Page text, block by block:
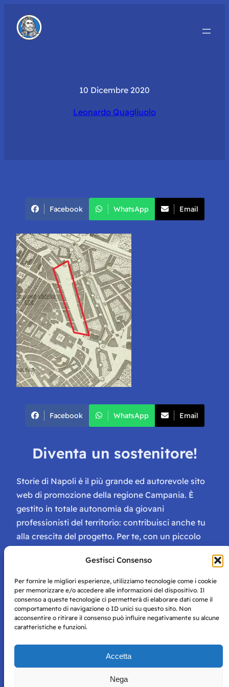
Gestisci Consenso
Per fornire le migliori esperienze, utilizziamo tecnologie come i cookie
per memorizzare e/o accedere alle informazioni del dispositivo. Il
consenso a queste tecnologie ci permetterà di elaborare dati come il
comportamento di navigazione o ID unici su questo sito. Non
acconsentire o ritirare il consenso può influire negativamente su alcune
caratteristiche e funzioni.
Accetta
Nega
10 Dicembre 2020
Leonardo Quagliuolo
Facebook WhatsApp Email
Facebook WhatsApp Email
Diventa un sostenitore!
Storie di Napoli è il più grande ed autorevole sito
web di promozione della regione Campania. È
gestito in totale autonomia da giovani
professionisti del territorio: contribuisci anche tu
alla crescita del progetto. Per te, con un piccolo
tessera di Storie Campane, libri e magazine gratis
e inviti ad eventi esclusivi!
Storie di Napoli è una testata registrata presso il tribunale di
per mero scopo didattico e informativo.